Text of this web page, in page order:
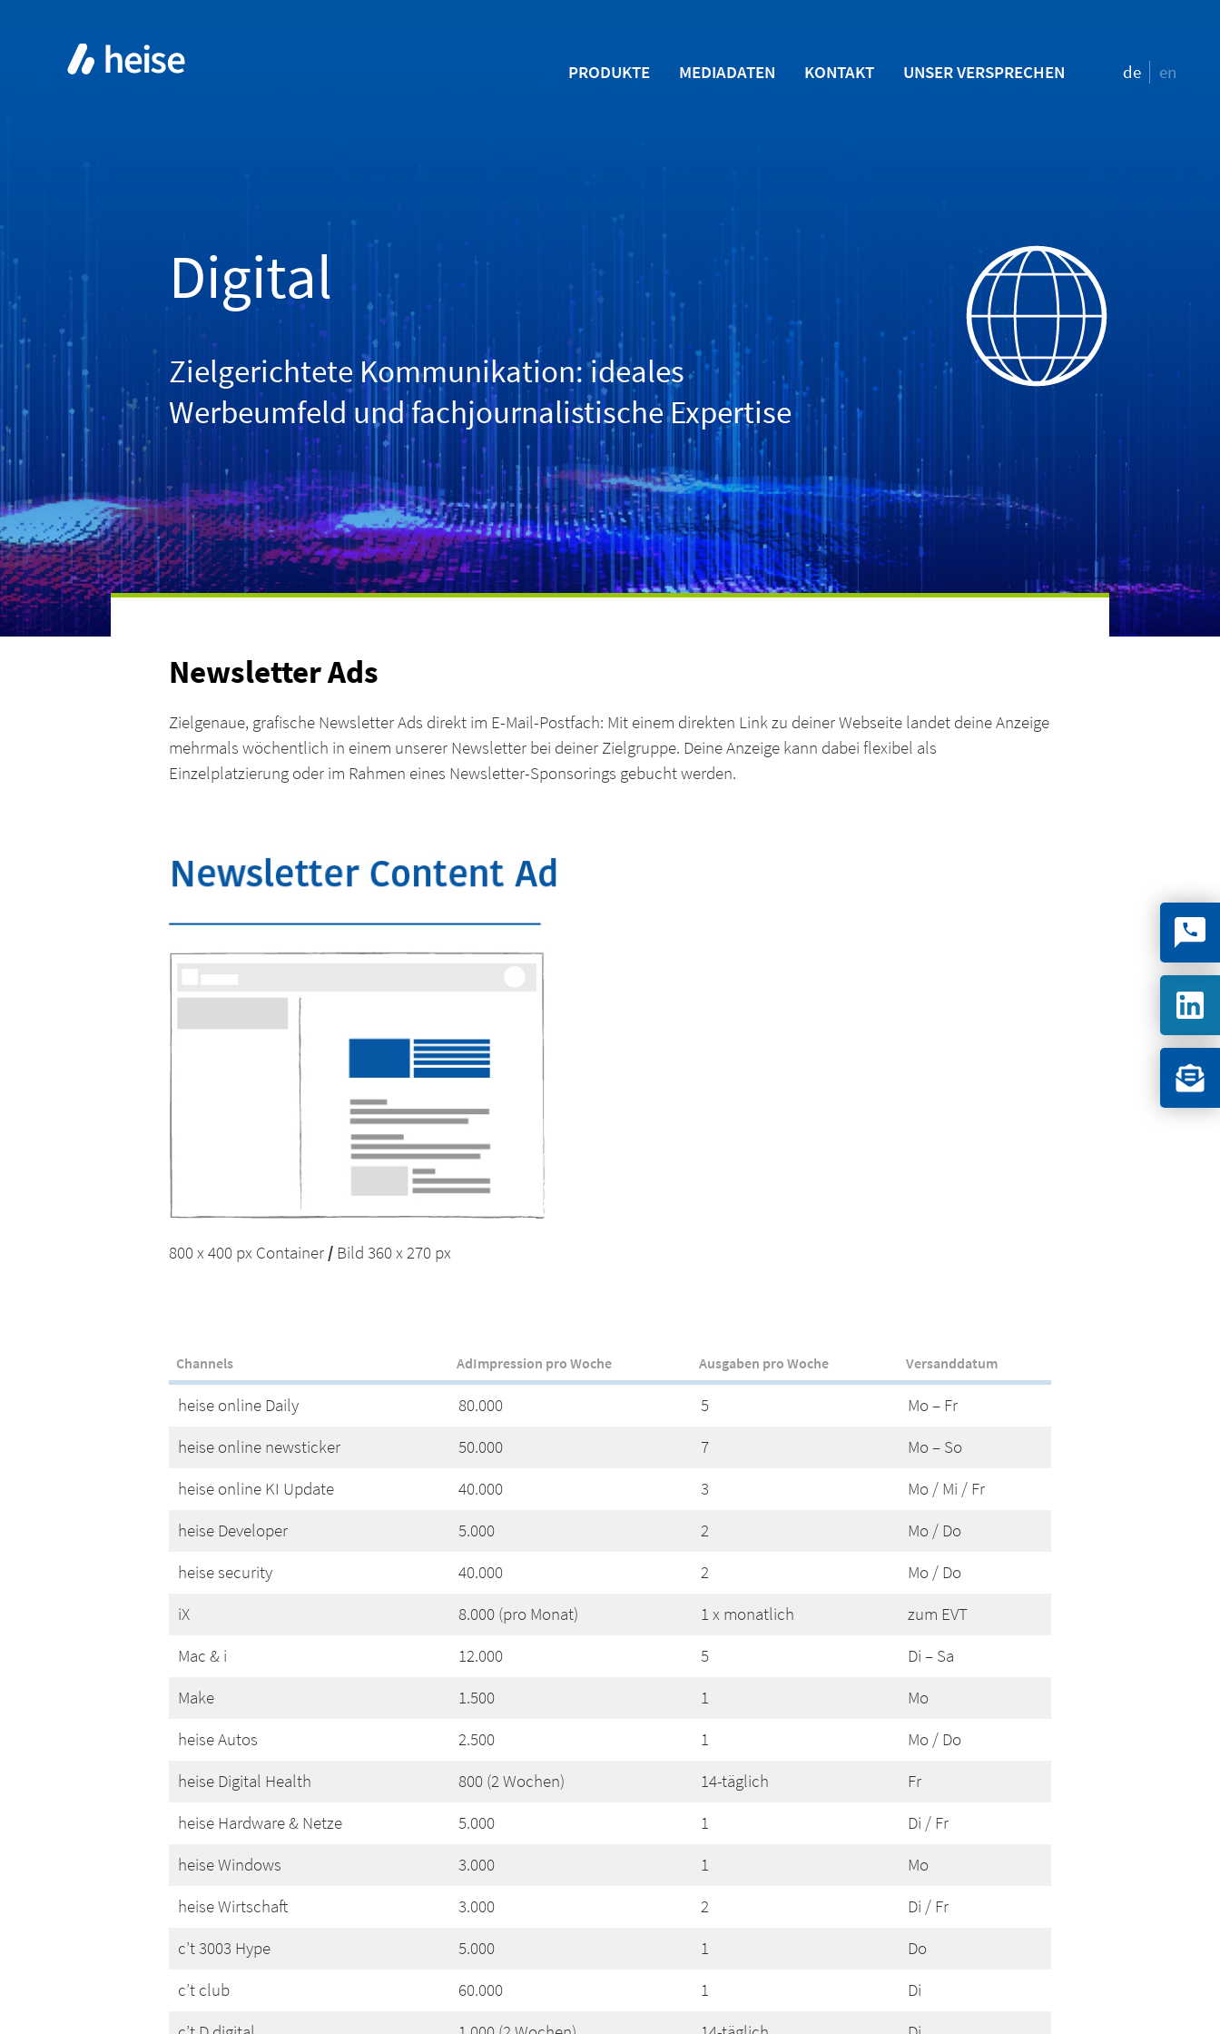
PRODUKTE MEDIADATEN KONTAKT UNSER VERSPRECHEN de en
Digital
Zielgerichtete Kommunikation: ideales
Werbeumfeld und fachjournalistische Expertise
Newsletter Ads
Zielgenaue, grafische Newsletter Ads direkt im E-Mail-Postfach: Mit einem direkten Link zu deiner Webseite landet deine Anzeige
mehrmals wöchentlich in einem unserer Newsletter bei deiner Zielgruppe. Deine Anzeige kann dabei flexibel als
Einzelplatzierung oder im Rahmen eines Newsletter-Sponsorings gebucht werden.
800 x 400 px Container / Bild 360 x 270 px
Channels AdImpression pro Woche Ausgaben pro Woche Versanddatum
heise online Daily 80.000 5
Mo – Fr
heise online newsticker
50.000 7
Mo – So
heise online KI Update
40.000 3
Mo / Mi / Fr
heise Developer
5.000 2
Mo / Do
heise security
40.000 2
Mo / Do
iX
8.000 (pro Monat) 1 x monatlich
zum EVT
Mac & i
12.000 5
Di – Sa
Make
1.500 1
Mo
heise Autos
2.500 1
Mo / Do
heise Digital Health
800 (2 Wochen) 14-täglich
Fr
heise Hardware & Netze
5.000 1
Di / Fr
heise Windows
3.000 1
Mo
heise Wirtschaft
3.000 2
Di / Fr
c’t 3003 Hype
5.000 1
Do
c’t club
60.000 1
Di